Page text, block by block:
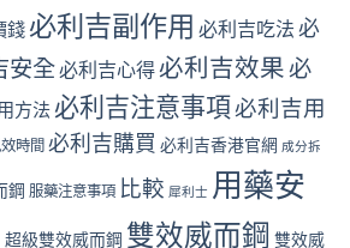
錢 必利吉副作用 必利吉吃法 必
安全必利吉心得必利吉效果必
方法 必利吉注意事項必利吉用
時間 必利吉購買 必利吉香港官網 成分拆
鋼 服藥注意事項 比較 犀利士 用藥安
超級雙效威而鋼 雙效威而鋼 雙效威